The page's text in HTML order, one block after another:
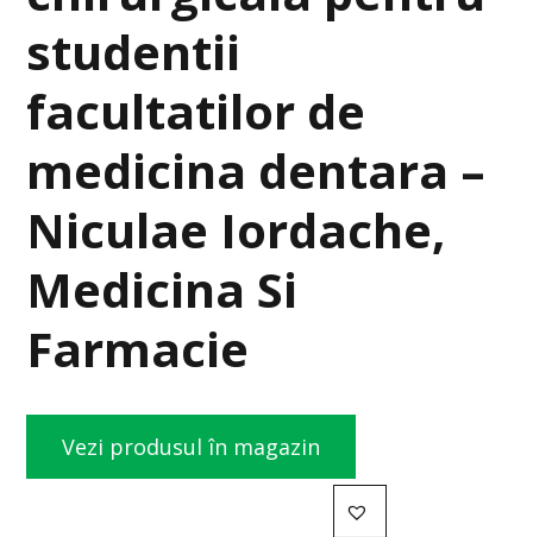
studentii
facultatilor de
medicina dentara –
Niculae Iordache,
Medicina Si
Farmacie
Vezi produsul în magazin